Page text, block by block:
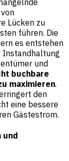
Lücken zu
führen. Die
es entstehen
Instandhaltung
und
buchbare
maximieren.
den
eine bessere
Gästestrom.
und